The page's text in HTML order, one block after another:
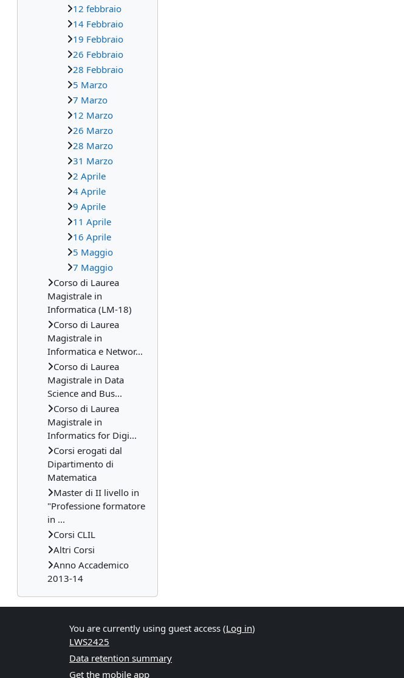
12 febbraio
14 Febbraio
19 Febbraio
26 Febbraio
28 Febbraio
5 Marzo
7 Marzo
12 Marzo
26 Marzo
28 Marzo
31 Marzo
2 Aprile
4 Aprile
9 Aprile
11 Aprile
16 Aprile
5 Maggio
7 Maggio
Corso di Laurea
Magistrale in
Informatica (LM-18)
Corso di Laurea
Magistrale in
Informatica e Networ...
Corso di Laurea
Magistrale in Data
Science and Bus...
Corso di Laurea
Magistrale in
Informatics for Digi...
Corsi erogati dal
Dipartimento di
Matematica
Master di II livello in
"Professione formatore
in ...
Corsi CLIL
Altri Corsi
Anno Accademico
2013-14
You are currently using guest access (Log in)
LWS2425
Data retention summary
Get the mobile app